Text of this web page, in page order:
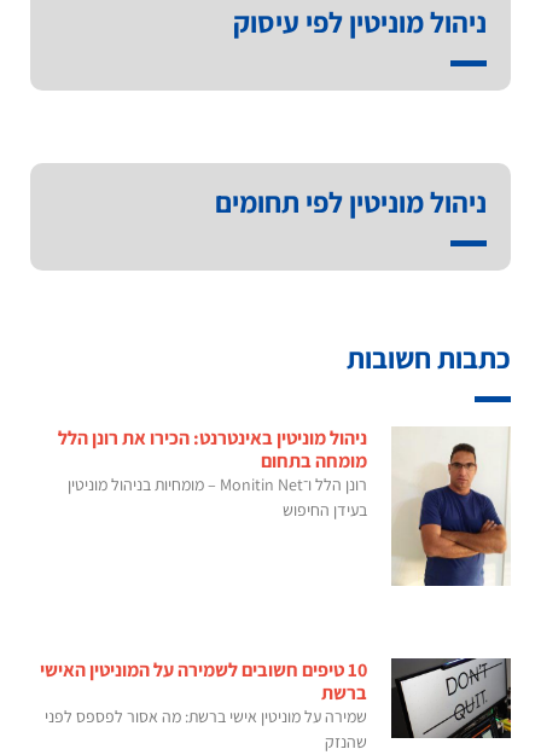
ניהול מוניטין לפי עיסוק
ניהול מוניטין לפי תחומים
כתבות חשובות
ניהול מוניטין באינטרנט: הכירו את רונן הלל
מומחה בתחום
רונן הלל ו־Monitin Net – מומחיות בניהול מוניטין
בעידן החיפוש
10 טיפים חשובים לשמירה על המוניטין האישי
ברשת
שמירה על מוניטין אישי ברשת: מה אסור לפספס לפני
שהנזק